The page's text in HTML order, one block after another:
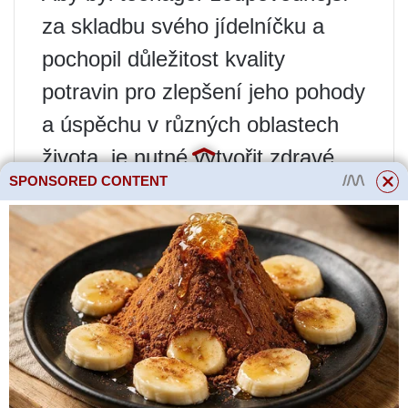
za skladbu svého jídelníčku a
pochopil důležitost kvality
potravin pro zlepšení jeho pohody
a úspěchu v různých oblastech
života, je nutné vytvořit zdravé
návyky v rodině co nejdříve. .
Vysvětlit, přesvědčit, zaujmout
vlastním příkladem – zde jsou
všechny prostředky dobré!
SPONSORED CONTENT